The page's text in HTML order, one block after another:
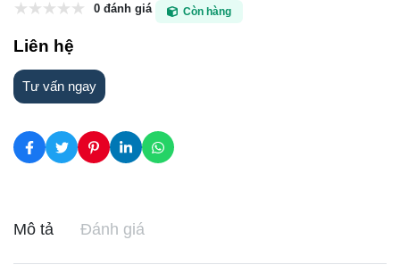
0 đánh giá Còn hàng
Liên hệ
Tư vấn ngay
Mô tả Đánh giá